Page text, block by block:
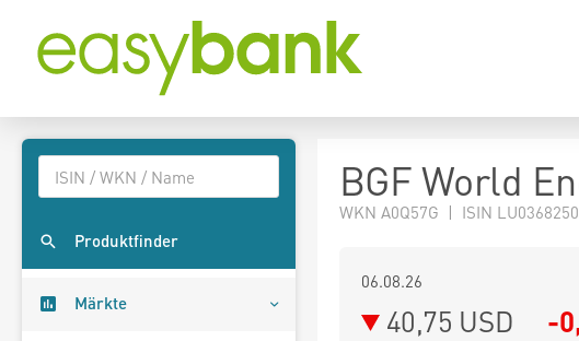
Produktfinder
Märkte
BGF World
WKN A0Q57G | ISIN
06.08.26
40,75 USD -